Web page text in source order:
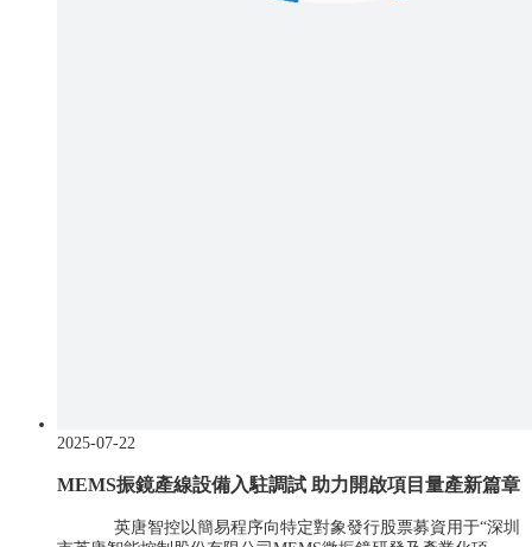
2025-07-22
MEMS振鏡產線設備入駐調試 助力開啟項目量產新篇章
英唐智控以簡易程序向特定對象發行股票募資用于“深圳